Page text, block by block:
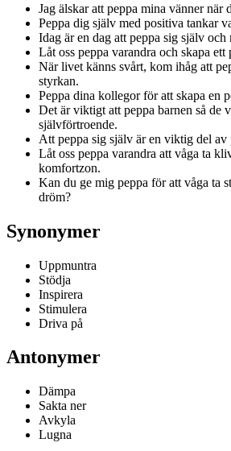
Jag älskar att peppa mina vänner när
Peppa dig själv med positiva tankar
Idag är en dag att peppa sig själv och
Låt oss peppa varandra och skapa ett
När livet känns svårt, kom ihåg att
styrkan.
Peppa dina kollegor för att skapa en
Det är viktigt att peppa barnen så de
självförtroende.
Att peppa sig själv är en viktig del
Låt oss peppa varandra att våga ta
komfortzon.
Kan du ge mig peppa för att våga ta
dröm?
Synonymer
Uppmuntra
Stödja
Inspirera
Stimulera
Driva på
Antonymer
Dämpa
Sakta ner
Avkyla
Lugna